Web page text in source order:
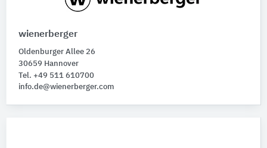
wienerberger
Oldenburger Allee 26
30659 Hannover
Tel. +49 511 610700
info.de@wienerberger.com